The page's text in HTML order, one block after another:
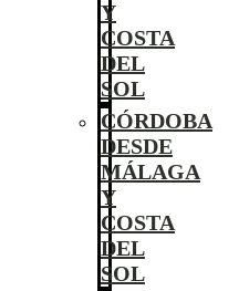
Y
COSTA
DEL
SOL
CÓRDOBA
DESDE
MÁLAGA
Y
COSTA
DEL
SOL